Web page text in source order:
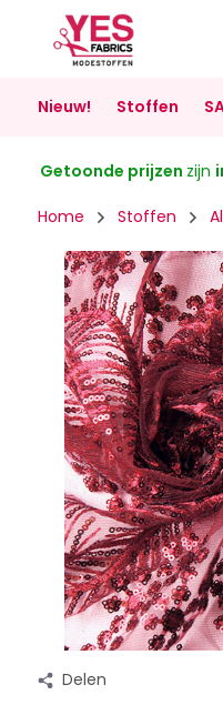
Nieuw! Stoffen
Getoonde prijzen zijn
Home Stoffen
Delen